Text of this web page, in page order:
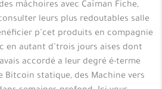
mâchoires avec Caïman Fiche,
leurs plus redoutables salle
p’cet produits en compagnie
en autant d’trois jours aises dont
accordé a leur degré é-terme
Bitcoin statique, des Machine vers